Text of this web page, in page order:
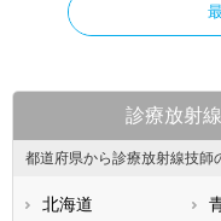
診療放射
都道府県から診療放射線技師
北海道